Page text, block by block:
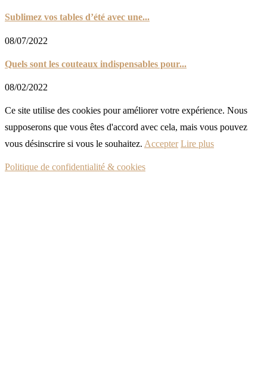
Sublimez vos tables d’été avec une...
08/07/2022
Quels sont les couteaux indispensables pour...
08/02/2022
Ce site utilise des cookies pour améliorer votre expérience. Nous
supposerons que vous êtes d'accord avec cela, mais vous pouvez
vous désinscrire si vous le souhaitez. Accepter Lire plus
Politique de confidentialité & cookies